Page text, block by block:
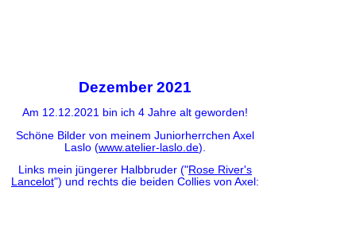
Dezember 2021
Am 12.12.2021 bin ich 4 Jahre alt geworden!
Schöne Bilder von meinem Juniorherrchen Axel
Laslo (www.atelier-laslo.de).
Links mein jüngerer Halbbruder ("Rose River's
Lancelot") und rechts die beiden Collies von Axel: